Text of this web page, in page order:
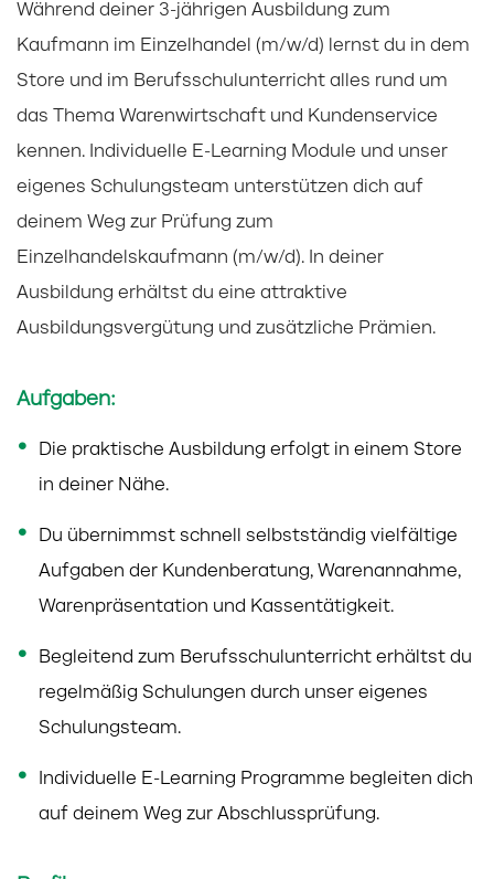
Während deiner 3-jährigen Ausbildung zum
Kaufmann im Einzelhandel (m/w/d) lernst du in dem
Store und im Berufsschulunterricht alles rund um
das Thema Warenwirtschaft und Kundenservice
kennen. Individuelle E-Learning Module und unser
eigenes Schulungsteam unterstützen dich auf
deinem Weg zur Prüfung zum
Einzelhandelskaufmann (m/w/d). In deiner
Ausbildung erhältst du eine attraktive
Ausbildungsvergütung und zusätzliche Prämien.
Aufgaben:
Die praktische Ausbildung erfolgt in einem Store
in deiner Nähe.
Du übernimmst schnell selbstständig vielfältige
Aufgaben der Kundenberatung, Warenannahme,
Warenpräsentation und Kassentätigkeit.
Begleitend zum Berufsschulunterricht erhältst du
regelmäßig Schulungen durch unser eigenes
Schulungsteam.
Individuelle E-Learning Programme begleiten dich
auf deinem Weg zur Abschlussprüfung.